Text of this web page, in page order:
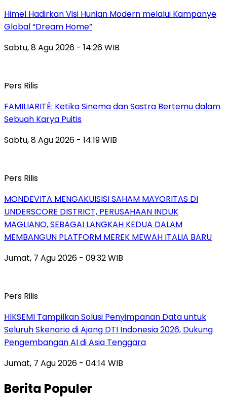
Himel Hadirkan Visi Hunian Modern melalui Kampanye
Global “Dream Home”
Sabtu, 8 Agu 2026 - 14:26 WIB
Pers Rilis
FAMILIARITÉ: Ketika Sinema dan Sastra Bertemu dalam
Sebuah Karya Puitis
Sabtu, 8 Agu 2026 - 14:19 WIB
Pers Rilis
MONDEVITA MENGAKUISISI SAHAM MAYORITAS DI
UNDERSCORE DISTRICT, PERUSAHAAN INDUK
MAGLIANO, SEBAGAI LANGKAH KEDUA DALAM
MEMBANGUN PLATFORM MEREK MEWAH ITALIA BARU
Jumat, 7 Agu 2026 - 09:32 WIB
Pers Rilis
HIKSEMI Tampilkan Solusi Penyimpanan Data untuk
Seluruh Skenario di Ajang DTI Indonesia 2026, Dukung
Pengembangan AI di Asia Tenggara
Jumat, 7 Agu 2026 - 04:14 WIB
Berita Populer